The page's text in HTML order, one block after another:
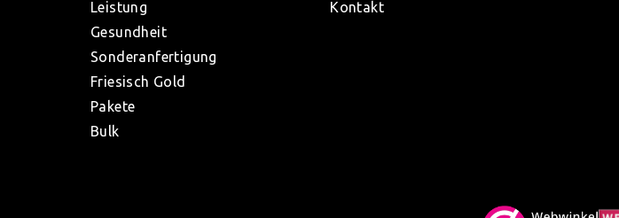
Leistung
Gesundheit
Sonderanfertigung
Friesisch Gold
Pakete
Bulk
Kontakt